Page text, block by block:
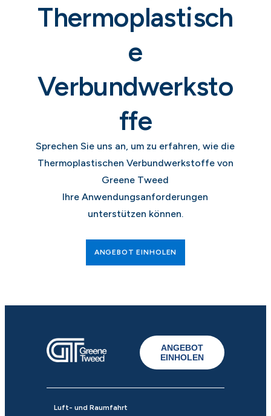
Thermoplastisch
e
Verbundwerksto
ffe
Sprechen Sie uns an, um zu erfahren, wie die
Thermoplastischen Verbundwerkstoffe von
Greene Tweed
Ihre Anwendungsanforderungen
unterstützen können.
ANGEBOT EINHOLEN
ANGEBOT
EINHOLEN
Luft- und Raumfahrt